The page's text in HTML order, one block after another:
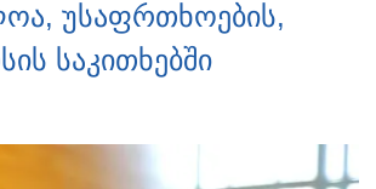
უსაფრთხოების,
საკითხებში